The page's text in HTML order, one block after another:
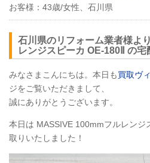
お客様： 43歳/女性、石川県
石川県のリフォーム業者様よ
レンジスピーカ OE-180Ⅱ の宅
みなさまこんにちは。本日も買取ヴ
ジをご覧いただきまして、
誠にありがとうございます。
本日は MASSIVE 100mmフルレンジ
取りいたしました！